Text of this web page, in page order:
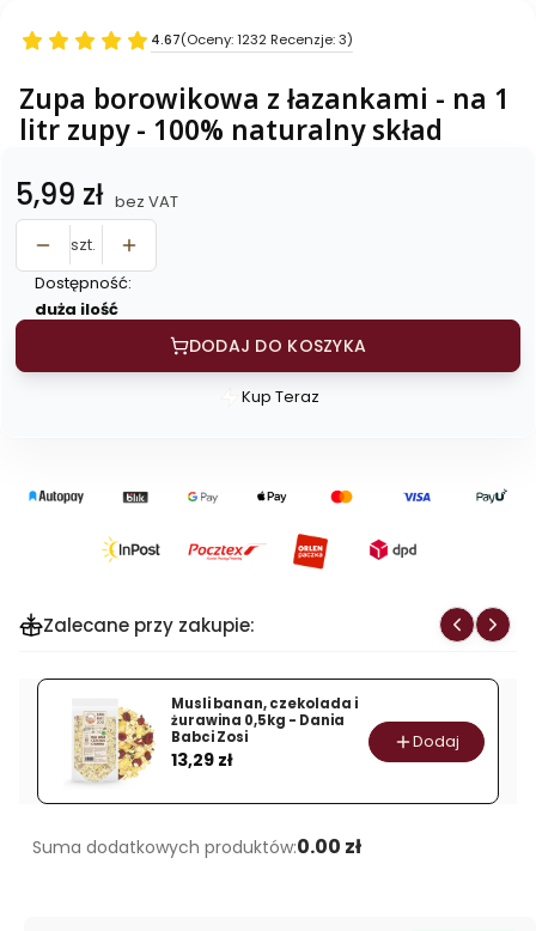
4.67(Oceny: 1232 Recenzje: 3)
Zupa borowikowa z łazankami - na 1
litr zupy - 100% naturalny skład
Cena
5,99 zł bez VAT
szt.
Dostępność:
duża ilość
DODAJ DO KOSZYKA
Szybki
produktu
borowikowa
1
litr
100%
naturalny
Kup Teraz
Zalecane przy zakupie:
Musli banan, czekolada i
żurawina 0,5kg - Dania
Babci Zosi
Cena
13,29 zł
Dodaj
Suma dodatkowych produktów:0.00 zł